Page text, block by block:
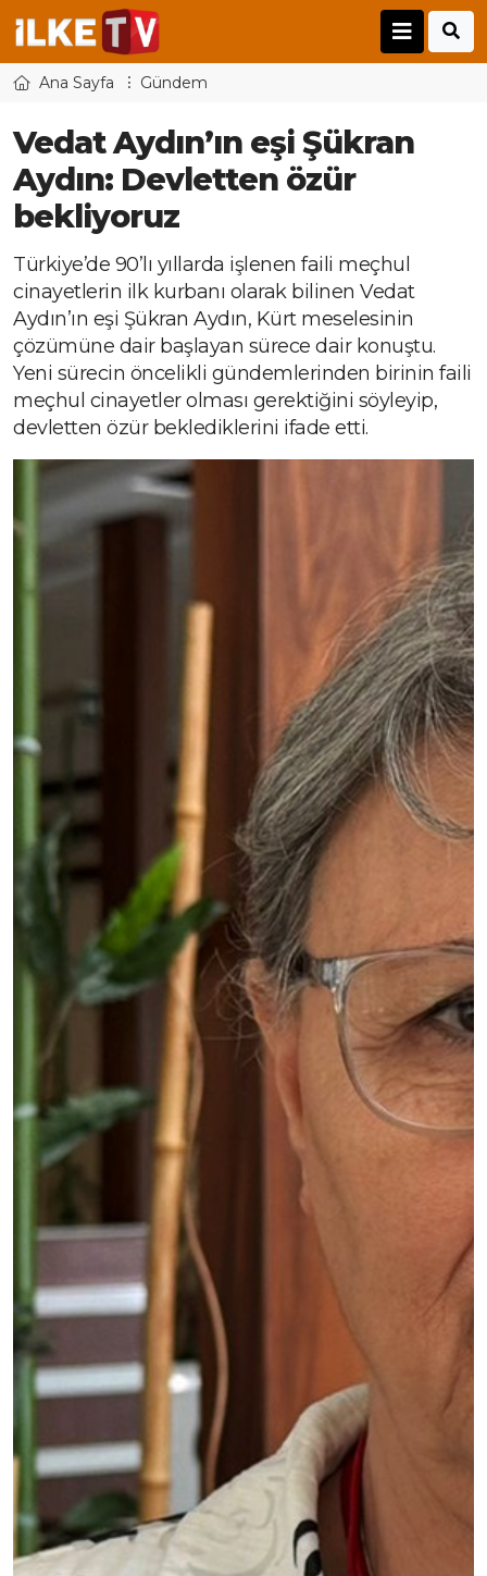
Ana Sayfa Gündem
Vedat Aydın’ın eşi Şükran
Aydın: Devletten özür
bekliyoruz
Türkiye’de 90’lı yıllarda işlenen faili meçhul
cinayetlerin ilk kurbanı olarak bilinen Vedat
Aydın’ın eşi Şükran Aydın, Kürt meselesinin
çözümüne dair başlayan sürece dair konuştu.
Yeni sürecin öncelikli gündemlerinden birinin faili
meçhul cinayetler olması gerektiğini söyleyip,
devletten özür beklediklerini ifade etti.